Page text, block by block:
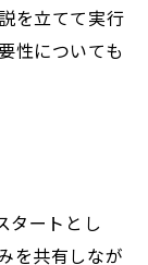
を立てて実行
性についても
タートとし
を共有しなが